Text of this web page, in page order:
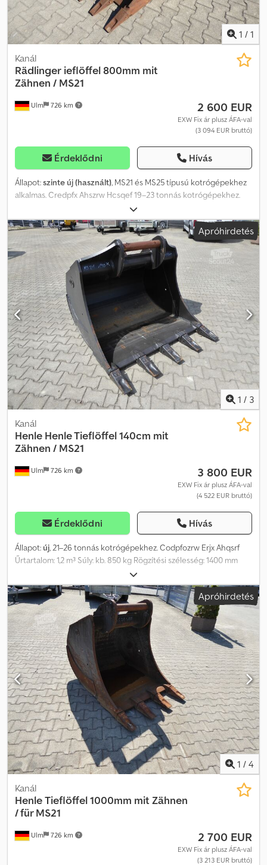
1 / 1
Ulm 726 km
Kanál
Rädlinger ieflöffel 800mm mit
Zähnen / MS21
2 600 EUR
EXW Fix ár plusz ÁFA-val
(3 094 EUR bruttó)
Érdeklődni Hívás
Állapot:szinte új (használt), MS21 és MS25 típusú kotrógépekhez
alkalmas. Credpfx Ahszrw Hcsqef 19–23 tonnás kotrógépekhez.
Űrtartalom: 640 liter. CAT fogrendszerrel. Alig használt.
Apróhirdetés
1 / 3
Ulm 726 km
Kanál
Henle Henle Tieflöffel 140cm mit
Zähnen / MS21
3 800 EUR
EXW Fix ár plusz ÁFA-val
(4 522 EUR bruttó)
Érdeklődni Hívás
Állapot:új, 21–26 tonnás kotrógépekhez. Codpfozrw Erjx Ahqsrf
Űrtartalom: 1,2 m³ Súly: kb. 850 kg Rögzítési szélesség: 1400 mm
CAT fogrendszer Korábban nem használt.
Apróhirdetés
1 / 4
Ulm 726 km
Kanál
HenleTieflöffel 1000mm mit Zähnen
/ für MS21
2 700 EUR
EXW Fix ár plusz ÁFA-val
(3 213 EUR bruttó)